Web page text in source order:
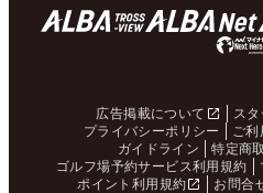
広告掲載について ス
プライバシーポリシー
ご利
ガイドライン
特定商
ゴルフ場予約サービス利用規約
ポイント利用規約
お問合